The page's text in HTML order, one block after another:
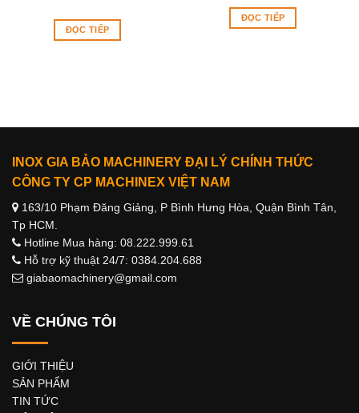
ĐỌC TIẾP
ĐỌC TIẾP
INOX GIA BẢO MACHINERY ĐẠI LÝ CHÍNH THỨC
CÔNG TY CP MACHINEX VIỆT NAM
163/10 Phạm Đăng Giảng, P Bình Hưng Hòa, Quận Bình Tân,
Tp HCM.
Hotline Mua hàng: 08.222.999.61
Hỗ trợ kỹ thuật 24/7: 0384.204.688
giabaomachinery@gmail.com
VỀ CHÚNG TÔI
GIỚI THIỆU
SẢN PHẨM
TIN TỨC